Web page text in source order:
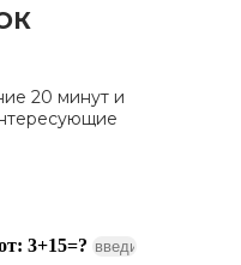
20 минут и
3+15=?